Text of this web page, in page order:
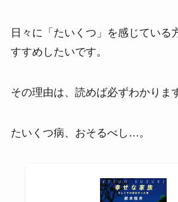
日々に「たいくつ」を感じている
すすめしたいです。
その理由は、読めば必ずわかりま
たいくつ病、おそるべし…。